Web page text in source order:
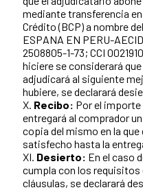
mediante transferencia
Crédito (BCP) a nombre
ESPANA EN PERU-
2508805-1-73; CCI
hiciere se considerará
adjudicará al siguiente
hubiere, se declarará
X. Recibo: Por el
entregará al comprador
copia del mismo en la
satisfecho hasta la
XI. Desierto: En el caso
cumpla con los
cláusulas, se declarará